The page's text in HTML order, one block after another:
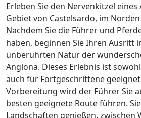
Erleben Sie den Nervenkitzel
Gebiet von Castelsardo, im
Nachdem Sie die Führer und
haben, beginnen Sie Ihren Ausritt
unberührten Natur der
Anglona. Dieses Erlebnis ist
auch für Fortgeschrittene
Vorbereitung wird der Führer Sie
besten geeignete Route führen.
Landschaften genießen, zwischen